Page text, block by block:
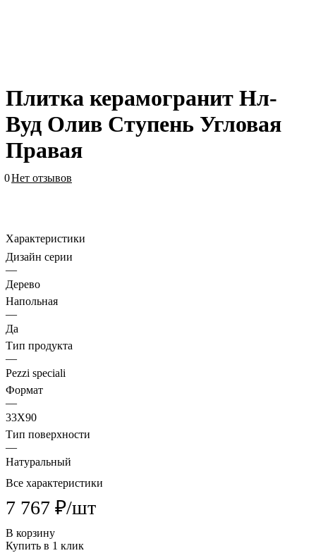
Плитка керамогранит Нл-
Вуд Олив Ступень Угловая
Правая
0Нет отзывов
Характеристики
Дизайн серии
—
Дерево
Напольная
—
Да
Тип продукта
—
Pezzi speciali
Формат
—
33X90
Тип поверхности
—
Натуральный
Все характеристики
7 767 ₽/шт
В корзину
Купить в 1 клик